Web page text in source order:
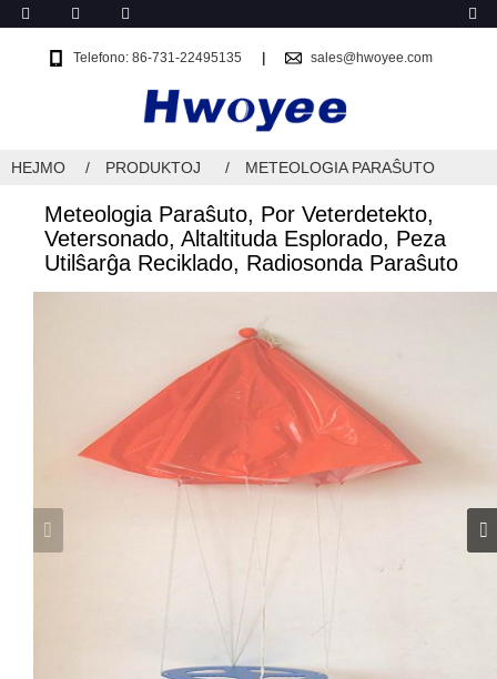
Telefono: 86-731-22495135 sales@hwoyee.com
HEJMO PRODUKTOJ METEOLOGIA PARAŜUTO
Meteologia Paraŝuto, Por Veterdetekto,
Vetersonado, Altaltituda Esplorado, Peza
Utilŝarĝa Reciklado, Radiosonda Paraŝuto